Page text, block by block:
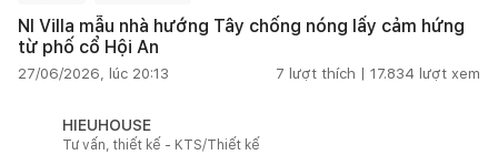
NI Villa mẫu nhà hướng Tây chống nóng lấy cảm hứng
từ phố cổ Hội An
27/06/2026, lúc 20:13 7 lượt thích | 17.834 lượt xem
HIEUHOUSE
Tư vấn, thiết kế - KTS/Thiết kế